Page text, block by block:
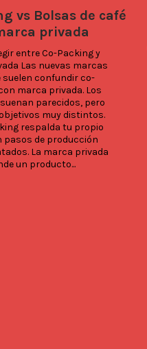
vs Bolsas de café
privada
entre Co-Packing y
Las nuevas marcas
suelen confundir co-
marca privada. Los
parecidos, pero
muy distintos.
respalda tu propio
pasos de producción
La marca privada
un producto...